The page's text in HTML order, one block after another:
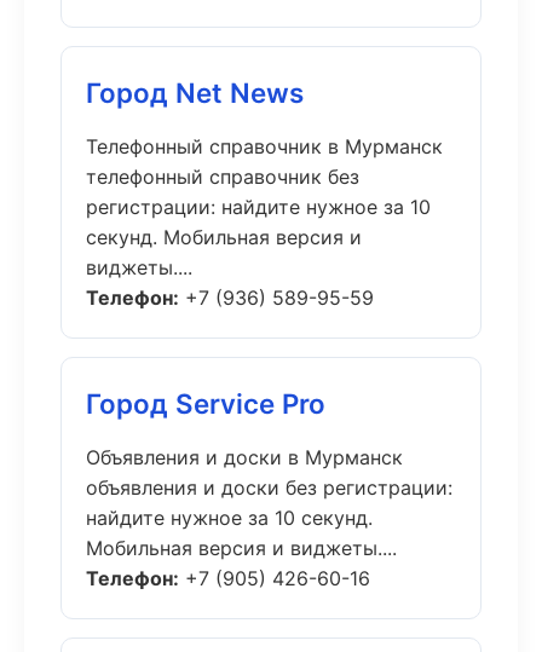
Город Net News
Телефонный справочник в Мурманск
телефонный справочник без
регистрации: найдите нужное за 10
секунд. Мобильная версия и
виджеты....
Телефон: +7 (936) 589-95-59
Город Service Pro
Объявления и доски в Мурманск
объявления и доски без регистрации:
найдите нужное за 10 секунд.
Мобильная версия и виджеты....
Телефон: +7 (905) 426-60-16